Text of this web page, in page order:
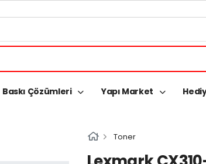
Baskı Çözümleri Yapı Market
Toner